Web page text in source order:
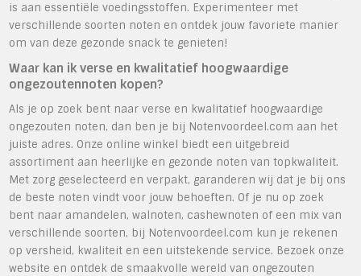
is aan essentiële voedingsstoffen. Experimenteer met
verschillende soorten noten en ontdek jouw favoriete manier
om van deze gezonde snack te genieten!
Waar kan ik verse en kwalitatief hoogwaardige
ongezoutennoten kopen?
Als je op zoek bent naar verse en kwalitatief hoogwaardige
ongezouten noten, dan ben je bij Notenvoordeel.com aan het
juiste adres. Onze online winkel biedt een uitgebreid
assortiment aan heerlijke en gezonde noten van topkwaliteit.
Met zorg geselecteerd en verpakt, garanderen wij dat je bij ons
de beste noten vindt voor jouw behoeften. Of je nu op zoek
bent naar amandelen, walnoten, cashewnoten of een mix van
verschillende soorten, bij Notenvoordeel.com kun je rekenen
op versheid, kwaliteit en een uitstekende service. Bezoek onze
website en ontdek de smaakvolle wereld van ongezouten